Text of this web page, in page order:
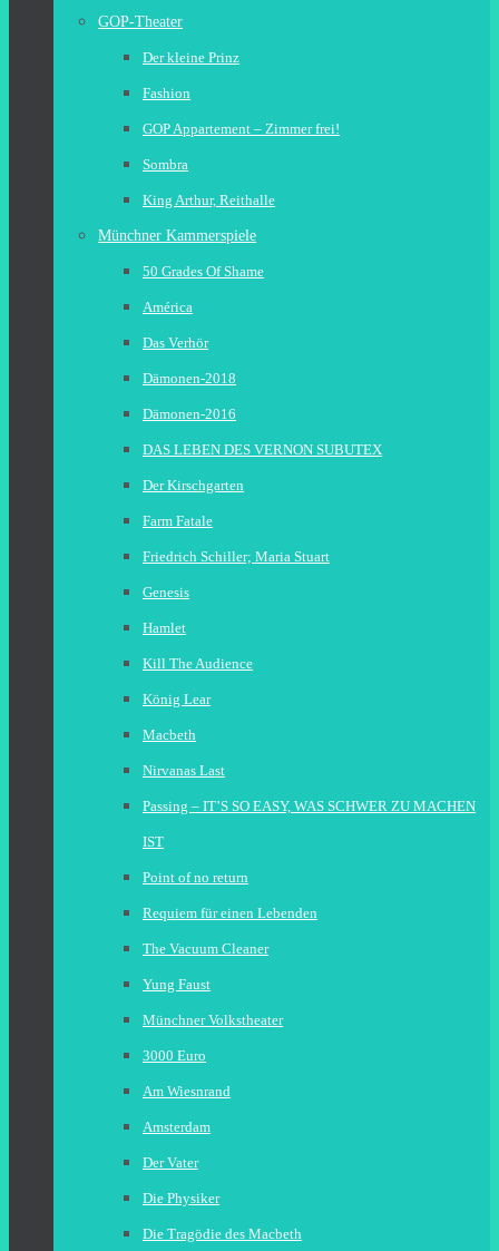
GOP-Theater
Der kleine Prinz
Fashion
GOP Appartement – Zimmer frei!
Sombra
King Arthur, Reithalle
Münchner Kammerspiele
50 Grades Of Shame
América
Das Verhör
Dämonen-2018
Dämonen-2016
DAS LEBEN DES VERNON SUBUTEX
Der Kirschgarten
Farm Fatale
Friedrich Schiller; Maria Stuart
Genesis
Hamlet
Kill The Audience
König Lear
Macbeth
Nirvanas Last
Passing – IT’S SO EASY, WAS SCHWER ZU MACHEN
IST
Point of no return
Requiem für einen Lebenden
The Vacuum Cleaner
Yung Faust
Münchner Volkstheater
3000 Euro
Am Wiesnrand
Amsterdam
Der Vater
Die Physiker
Die Tragödie des Macbeth